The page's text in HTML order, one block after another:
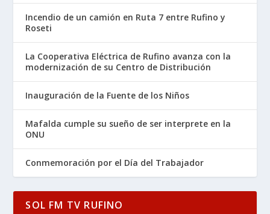
Incendio de un camión en Ruta 7 entre Rufino y
Roseti
La Cooperativa Eléctrica de Rufino avanza con la
modernización de su Centro de Distribución
Inauguración de la Fuente de los Niños
Mafalda cumple su sueño de ser interprete en la
ONU
Conmemoración por el Día del Trabajador
SOL FM TV RUFINO